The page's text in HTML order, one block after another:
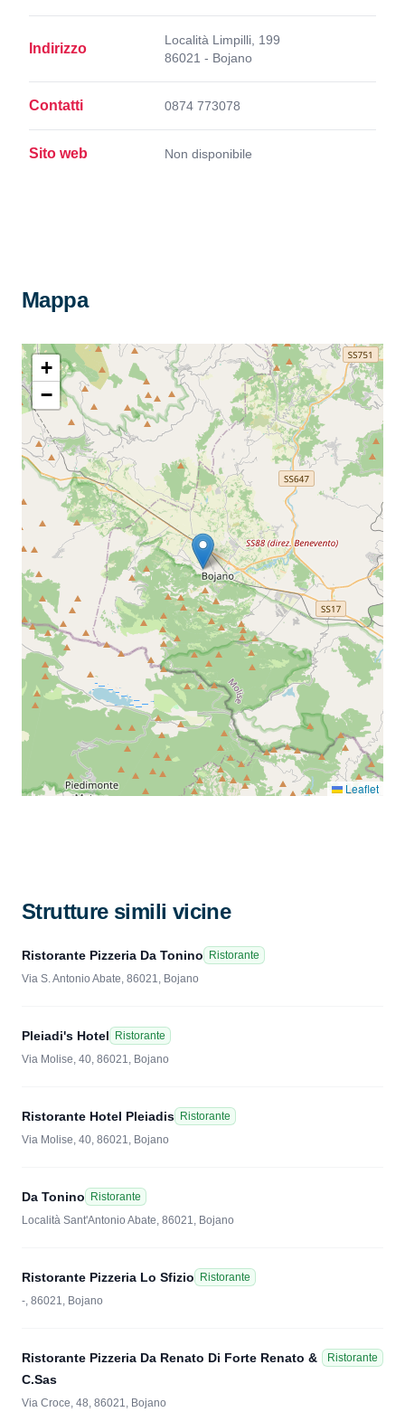
Indirizzo
Località Limpilli, 199
86021 - Bojano
Contatti 0874 773078
Sito web Non disponibile
Mappa
+
−
Leaflet
Strutture simili vicine
Ristorante Pizzeria Da Tonino
Ristorante
Via S. Antonio Abate, 86021, Bojano
Pleiadi's Hotel
Ristorante
Via Molise, 40, 86021, Bojano
Ristorante Hotel Pleiadis Ristorante
Via Molise, 40, 86021, Bojano
Da Tonino
Ristorante
Località Sant'Antonio Abate, 86021, Bojano
Ristorante Pizzeria Lo Sfizio
Ristorante
-, 86021, Bojano
Ristorante Pizzeria Da Renato Di Forte Renato &
C.Sas
Ristorante
Via Croce, 48, 86021, Bojano